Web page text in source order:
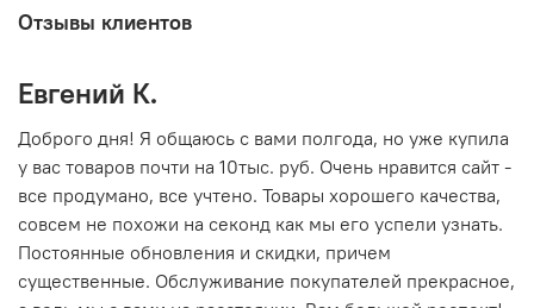
Отзывы клиентов
Евгений К.
Доброго дня! Я общаюсь с вами полгода, но уже купила
у вас товаров почти на 10тыс. руб. Очень нравится сайт -
все продумано, все учтено. Товары хорошего качества,
совсем не похожи на секонд как мы его успели узнать.
Постоянные обновления и скидки, причем
существенные. Обслуживание покупателей прекрасное,